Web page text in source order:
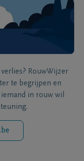
RouwWijzer
te begrijpen en
in rouw wil